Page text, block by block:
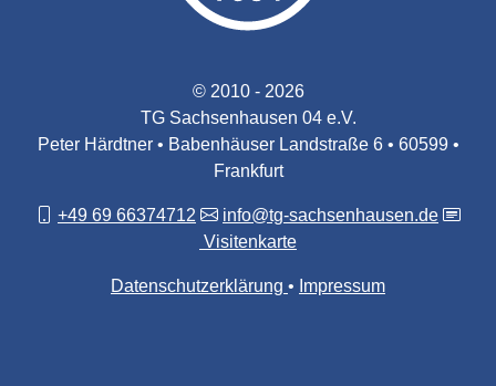
© 2010 - 2026
TG Sachsenhausen 04 e.V.
Peter Härdtner • Babenhäuser Landstraße 6 • 60599 •
Frankfurt
+49 69 66374712
info@tg-sachsenhausen.de
Visitenkarte
Datenschutzerklärung Impressum